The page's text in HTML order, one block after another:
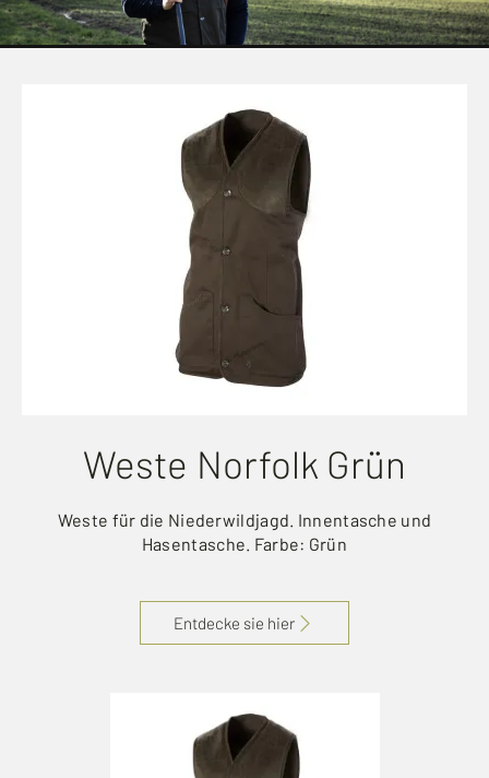
Weste Norfolk Grün
Weste für die Niederwildjagd. Innentasche und
Hasentasche. Farbe: Grün
Entdecke sie hier